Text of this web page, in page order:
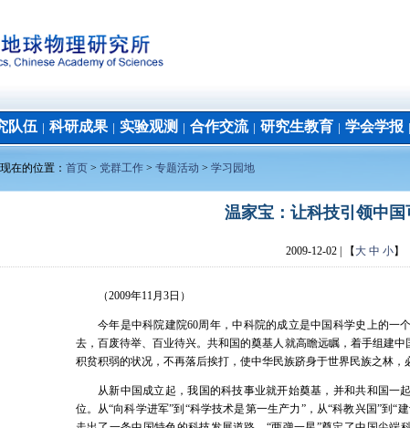
队伍 科研成果│ 实验观测 合作交流│ 研究生教育 学会学报
在的位置： 首页 > 党群工作 > 专题活动 > 学习园地
温家宝：让科技引领中国
2009-12-02 | 【 大 中 小】
（2009年11月3日）
今年是中科院建院60周年，中科院的成立是中国科学史上的一
去，百废待举、百业待兴。共和国的奠基人就高瞻远瞩，着手组建
积贫积弱的状况，不再落后挨打，使中华民族跻身于世界民族之林，
从新中国成立起，我国的科技事业就开始奠基，并和共和国一
位。从“向科学进军”到“科学技术是第一生产力”，从“科教兴国”到“